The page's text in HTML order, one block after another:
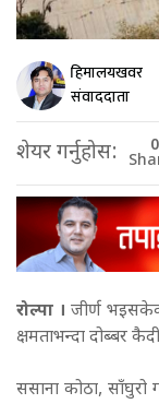
हिमालयखवर
संवाददाता
शेयर गर्नुहोस: 0
रोल्पा ।जीर्ण
क्षमताभन्दा दोब्बर
ससाना कोठा, साँघुरो